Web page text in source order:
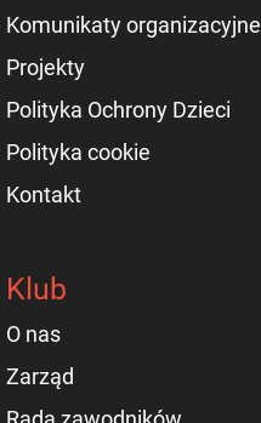
Komunikaty organizacyjne
Projekty
Polityka Ochrony Dzieci
Polityka cookie
Kontakt
Klub
O nas
Zarząd